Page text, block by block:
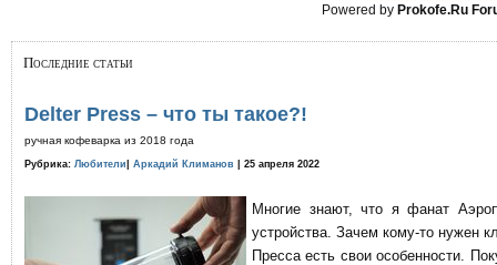
Powered byProkofe.Ru
Последние статьи
Delter Press – что ты такое?!
ручная кофеварка из 2018 года
Рубрика: Любители Аркадий Климанов | 25 апреля 2022
Многие знают, что я фанат
устройства. Зачем кому-то нужен
Пресса есть свои особенности.